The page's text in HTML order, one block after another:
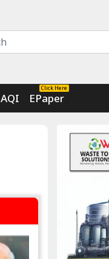
AQI
Click Here
EPaper